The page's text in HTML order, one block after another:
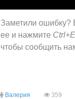
Заметили ошибку?
ее и нажмите
чтобы сообщить
Валерия 359